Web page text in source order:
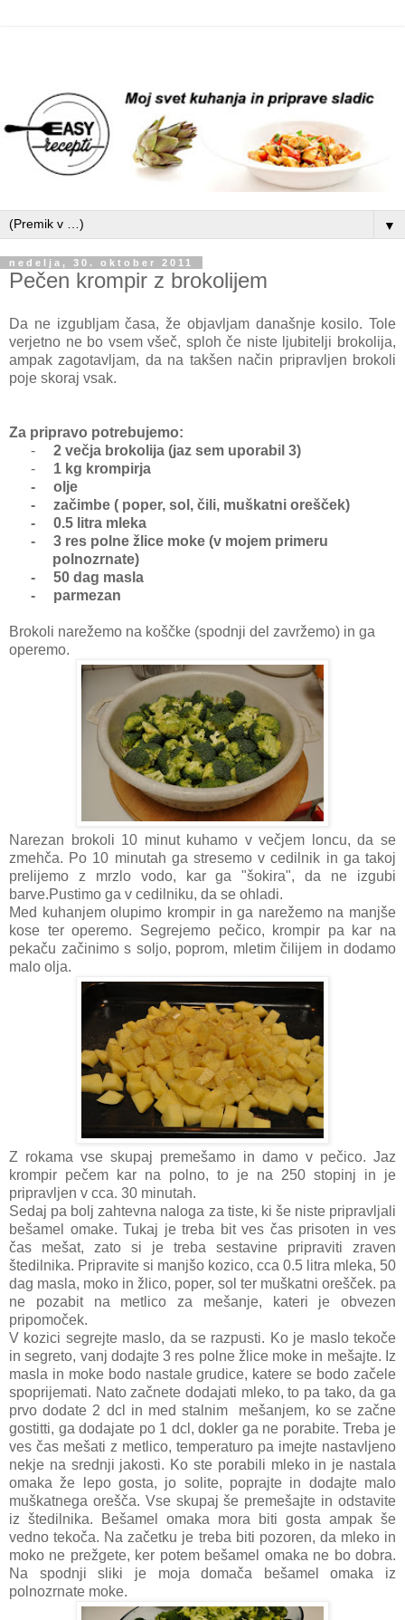
▼
nedelja, 30. oktober 2011
Pečen krompir z brokolijem
Da ne izgubljam časa, že objavljam današnje kosilo. Tole
verjetno ne bo vsem všeč, sploh če niste ljubitelji brokolija,
ampak zagotavljam, da na takšen način pripravljen brokoli
poje skoraj vsak.
Za pripravo potrebujemo:
-
2 večja brokolija (jaz sem uporabil 3)
-
1 kg krompirja
- olje
- začimbe ( poper, sol, čili, muškatni orešček)
- 0.5 litra mleka
- 3 res polne žlice moke (v mojem primeru
polnozrnate)
- 50 dag masla
- parmezan
Brokoli narežemo na koščke (spodnji del zavržemo) in ga
operemo.
Narezan brokoli 10 minut kuhamo v večjem loncu, da se
zmehča. Po 10 minutah ga stresemo v cedilnik in ga takoj
prelijemo z mrzlo vodo, kar ga "šokira", da ne izgubi
barve.Pustimo ga v cedilniku, da se ohladi.
Med kuhanjem olupimo krompir in ga narežemo na manjše
kose ter operemo. Segrejemo pečico, krompir pa kar na
pekaču začinimo s soljo, poprom, mletim čilijem in dodamo
malo olja.
Z rokama vse skupaj premešamo in damo v pečico. Jaz
krompir pečem kar na polno, to je na 250 stopinj in je
pripravljen v cca. 30 minutah.
Sedaj pa bolj zahtevna naloga za tiste, ki še niste pripravljali
bešamel omake. Tukaj je treba bit ves čas prisoten in ves
čas mešat, zato si je treba sestavine pripraviti zraven
štedilnika. Pripravite si manjšo kozico, cca 0.5 litra mleka, 50
dag masla, moko in žlico, poper, sol ter muškatni orešček. pa
ne pozabit na metlico za mešanje, kateri je obvezen
pripomoček.
V kozici segrejte maslo, da se razpusti. Ko je maslo tekoče
in segreto, vanj dodajte 3 res polne žlice moke in mešajte. Iz
masla in moke bodo nastale grudice, katere se bodo začele
spoprijemati. Nato začnete dodajati mleko, to pa tako, da ga
prvo dodate 2 dcl in med stalnim mešanjem, ko se začne
gostitti, ga dodajate po 1 dcl, dokler ga ne porabite. Treba je
ves čas mešati z metlico, temperaturo pa imejte nastavljeno
nekje na srednji jakosti. Ko ste porabili mleko in je nastala
omaka že lepo gosta, jo solite, poprajte in dodajte malo
muškatnega orešča. Vse skupaj še premešajte in odstavite
iz štedilnika. Bešamel omaka mora biti gosta ampak še
vedno tekoča. Na začetku je treba biti pozoren, da mleko in
moko ne prežgete, ker potem bešamel omaka ne bo dobra.
Na spodnji sliki je moja domača bešamel omaka iz
polnozrnate moke.